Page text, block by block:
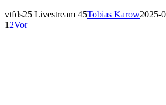
vtfds25 Livestream 45Tobias Karow2025-
1 2Vor